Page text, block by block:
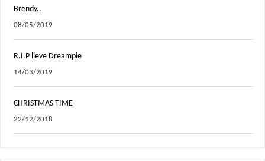
Brendy..
08/05/2019
R.I.P lieve Dreampie
14/03/2019
CHRISTMAS TIME
22/12/2018